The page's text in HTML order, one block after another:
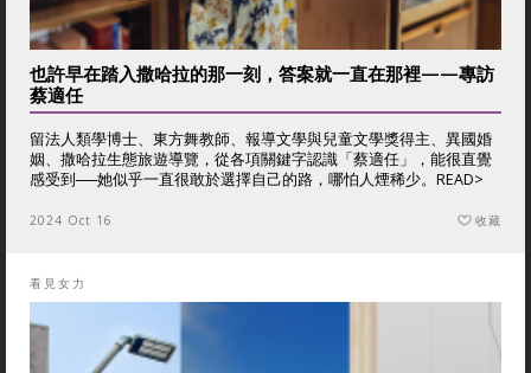
也許早在踏入撒哈拉的那一刻，答案就一直在那裡——專訪
蔡適任
留法人類學博士、東方舞教師、報導文學與兒童文學獎得主、異國婚
姻、撒哈拉生態旅遊導覽，從各項關鍵字認識「蔡適任」，能很直覺
感受到──她似乎一直很敢於選擇自己的路，哪怕人煙稀少。 READ>
2024 Oct 16 收藏
看見女力